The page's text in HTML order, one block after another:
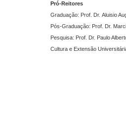
Pró-Reitores
Graduação: Prof. Dr. Aluisio
Pós-Graduação: Prof. Dr.
Pesquisa: Prof. Dr. Paulo
Cultura e Extensão